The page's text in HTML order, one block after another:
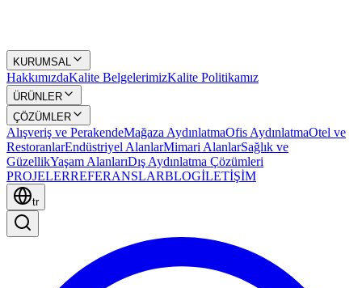
KURUMSAL
HakkımızdaKalite BelgelerimizKalite Politikamız
ÜRÜNLER
ÇÖZÜMLER
Alışveriş ve PerakendeMağaza AydınlatmaOfis AydınlatmaOtel ve
RestoranlarEndüstriyel AlanlarMimari AlanlarSağlık ve
GüzellikYaşam AlanlarıDış Aydınlatma Çözümleri
PROJELERREFERANSLARBLOGİLETİŞİM
tr